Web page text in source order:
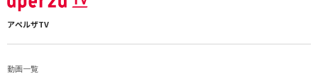
アペルザTV
動画一覧